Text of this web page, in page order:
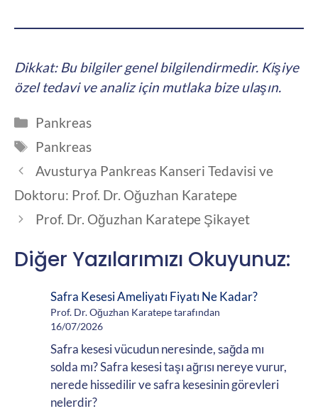
Dikkat: Bu bilgiler genel bilgilendirmedir. Kişiye
özel tedavi ve analiz için mutlaka bize ulaşın.
Kategoriler
Pankreas
Etiketler
Pankreas
Avusturya Pankreas Kanseri Tedavisi ve
Doktoru: Prof. Dr. Oğuzhan Karatepe
Prof. Dr. Oğuzhan Karatepe Şikayet
Diğer Yazılarımızı Okuyunuz:
Safra Kesesi Ameliyatı Fiyatı Ne Kadar?
Prof. Dr. Oğuzhan Karatepe tarafından
16/07/2026
Safra kesesi vücudun neresinde, sağda mı
solda mı? Safra kesesi taşı ağrısı nereye vurur,
nerede hissedilir ve safra kesesinin görevleri
nelerdir?